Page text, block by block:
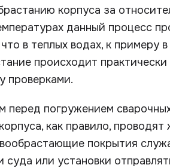
корпуса за
данный процесс
в теплых водах, к примеру
происходит
проверками.
перед погружением
как правило,
покрытия
суда или установки